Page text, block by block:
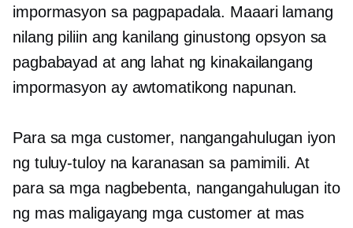
impormasyon sa pagpapadala. Maaari lamang
nilang piliin ang kanilang ginustong opsyon sa
pagbabayad at ang lahat ng kinakailangang
impormasyon ay awtomatikong napunan.
Para sa mga customer, nangangahulugan iyon
ng tuluy-tuloy na karanasan sa pamimili. At
para sa mga nagbebenta, nangangahulugan ito
ng mas maligayang mga customer at mas